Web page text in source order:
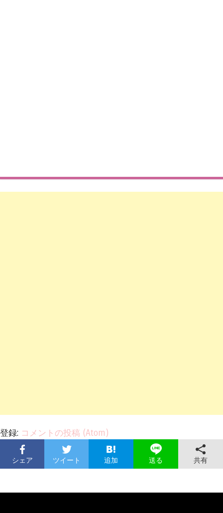
登録: コメントの投稿 (Atom)
シェア ツイート 追加 送る 共有